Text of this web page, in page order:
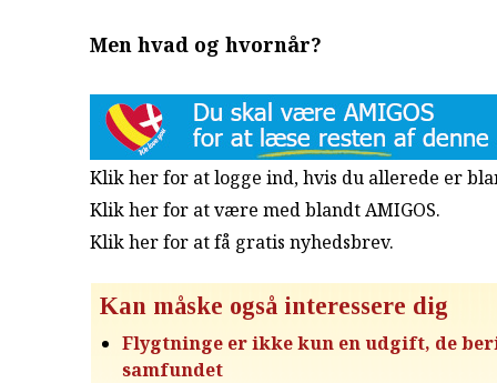
Men hvad og hvornår?
Klik her for at logge ind, hvis du allerede er
Klik her for at være med blandt AMIGOS.
Klik her for at få gratis nyhedsbrev.
Kan måske også interessere dig
Flygtninge er ikke kun en udgift, de
samfundet